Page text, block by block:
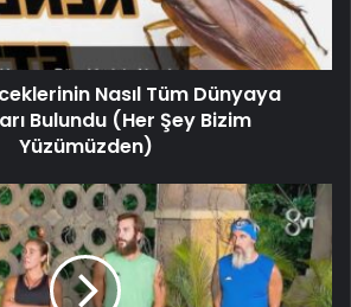
Nasıl Tüm Dünyaya
Bulundu (Her Şey Bizim
Yüzümüzden)